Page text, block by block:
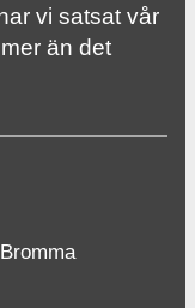
vi satsat vår
än det